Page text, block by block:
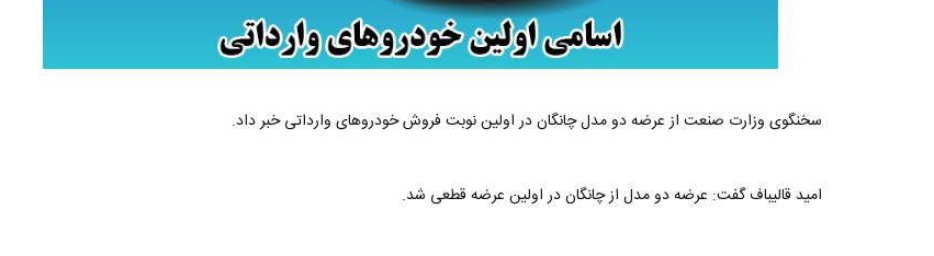
سخنگوی وزارت صنعت از عرضه دو مدل چانگان در اولین نوبت فروش خودروهای وارداتی خبر داد.
امید قالیباف گفت: عرضه دو مدل از چانگان در اولین عرضه قطعی شد.